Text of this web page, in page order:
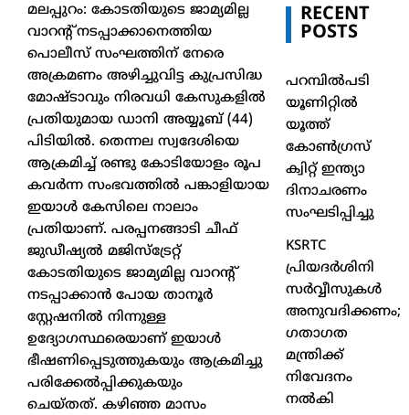
മലപ്പുറം: കോടതിയുടെ ജാമ്യമില്ല
വാറന്റ് നടപ്പാക്കാനെത്തിയ
പൊലീസ് സംഘത്തിന് നേരെ
അക്രമണം അഴിച്ചുവിട്ട കുപ്രസിദ്ധ
മോഷ്ടാവും നിരവധി കേസുകളില്‍
പ്രതിയുമായ ഡാനി അയ്യൂബ് (44)
പിടിയില്‍. തെന്നല സ്വദേശിയെ
ആക്രമിച്ച് രണ്ടു കോടിയോളം രൂപ
കവര്‍ന്ന സംഭവത്തില്‍ പങ്കാളിയായ
ഇയാള്‍ കേസിലെ നാലാം
പ്രതിയാണ്. പരപ്പനങ്ങാടി ചീഫ്
ജുഡീഷ്യല്‍ മജിസ്‌ട്രേറ്റ്
കോടതിയുടെ ജാമ്യമില്ല വാറന്റ്
നടപ്പാക്കാന്‍ പോയ താനൂര്‍
സ്റ്റേഷനില്‍ നിന്നുള്ള
ഉദ്യോഗസ്ഥരെയാണ് ഇയാള്‍
ഭീഷണിപ്പെടുത്തുകയും ആക്രമിച്ചു
പരിക്കേല്‍പ്പിക്കുകയും
ചെയ്തത്. കഴിഞ്ഞ മാസം
RECENT
POSTS
പറമ്പിൽപടി
യൂണിറ്റിൽ
യൂത്ത്
കോൺഗ്രസ്
ക്വിറ്റ് ഇന്ത്യാ
ദിനാചരണം
സംഘടിപ്പിച്ചു
KSRTC
പ്രിയദർശിനി
സർവ്വീസുകൾ
അനുവദിക്കണം;
ഗതാഗത
മന്ത്രിക്ക്
നിവേദനം
നൽകി